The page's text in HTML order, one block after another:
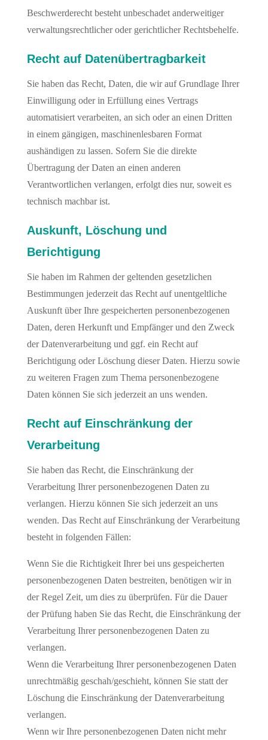
Beschwerderecht besteht unbeschadet anderweitiger
verwaltungsrechtlicher oder gerichtlicher Rechtsbehelfe.
Recht auf Daten­übertrag­barkeit
Sie haben das Recht, Daten, die wir auf Grundlage Ihrer
Einwilligung oder in Erfüllung eines Vertrags
automatisiert verarbeiten, an sich oder an einen Dritten
in einem gängigen, maschinenlesbaren Format
aushändigen zu lassen. Sofern Sie die direkte
Übertragung der Daten an einen anderen
Verantwortlichen verlangen, erfolgt dies nur, soweit es
technisch machbar ist.
Auskunft, Löschung und
Berichtigung
Sie haben im Rahmen der geltenden gesetzlichen
Bestimmungen jederzeit das Recht auf unentgeltliche
Auskunft über Ihre gespeicherten personenbezogenen
Daten, deren Herkunft und Empfänger und den Zweck
der Datenverarbeitung und ggf. ein Recht auf
Berichtigung oder Löschung dieser Daten. Hierzu sowie
zu weiteren Fragen zum Thema personenbezogene
Daten können Sie sich jederzeit an uns wenden.
Recht auf Einschränkung der
Verarbeitung
Sie haben das Recht, die Einschränkung der
Verarbeitung Ihrer personenbezogenen Daten zu
verlangen. Hierzu können Sie sich jederzeit an uns
wenden. Das Recht auf Einschränkung der Verarbeitung
besteht in folgenden Fällen:
Wenn Sie die Richtigkeit Ihrer bei uns gespeicherten
personenbezogenen Daten bestreiten, benötigen wir in
der Regel Zeit, um dies zu überprüfen. Für die Dauer
der Prüfung haben Sie das Recht, die Einschränkung der
Verarbeitung Ihrer personenbezogenen Daten zu
verlangen.
Wenn die Verarbeitung Ihrer personenbezogenen Daten
unrechtmäßig geschah/geschieht, können Sie statt der
Löschung die Einschränkung der Datenverarbeitung
verlangen.
Wenn wir Ihre personenbezogenen Daten nicht mehr